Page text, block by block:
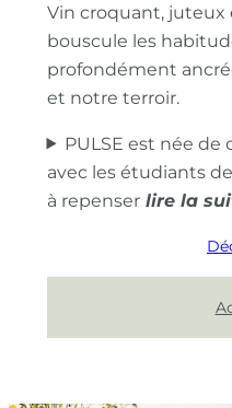
Vin croquant, juteux
bouscule les
profondément
et notre terroir.
PULSE est née
avec les étudiants
à repenser